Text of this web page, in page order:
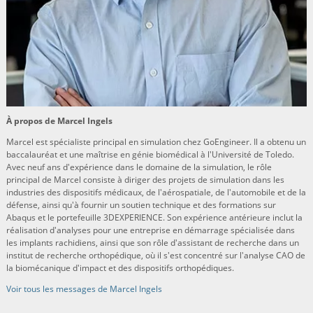
À propos de Marcel Ingels
Marcel est spécialiste principal en simulation chez GoEngineer. Il a obtenu un
baccalauréat et une maîtrise en génie biomédical à l'Université de Toledo.
Avec neuf ans d'expérience dans le domaine de la simulation, le rôle
principal de Marcel consiste à diriger des projets de simulation dans les
industries des dispositifs médicaux, de l'aérospatiale, de l'automobile et de la
défense, ainsi qu'à fournir un soutien technique et des formations sur
Abaqus et le portefeuille 3DEXPERIENCE. Son expérience antérieure inclut la
réalisation d'analyses pour une entreprise en démarrage spécialisée dans
les implants rachidiens, ainsi que son rôle d'assistant de recherche dans un
institut de recherche orthopédique, où il s'est concentré sur l'analyse CAO de
la biomécanique d'impact et des dispositifs orthopédiques.
Voir tous les messages de Marcel Ingels